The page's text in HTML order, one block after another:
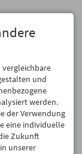
keinen Spam.
vergleichbare
und
werden.
der Verwendung
eine individuelle
Zukunft
unserer